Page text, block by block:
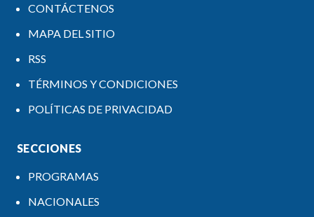
CONTÁCTENOS
MAPA DEL SITIO
RSS
TÉRMINOS Y CONDICIONES
POLÍTICAS DE PRIVACIDAD
SECCIONES
PROGRAMAS
NACIONALES